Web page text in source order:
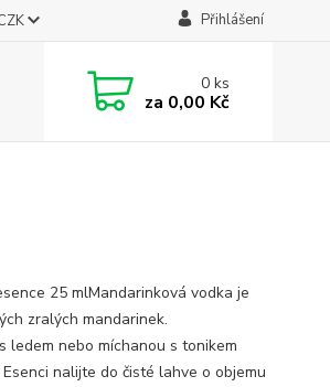
Přihlášení
0ks
za 0,00 Kč
25 mlMandarinková vodka je
zralých mandarinek.
ledem nebo míchanou s tonikem
nalijte do čisté lahve o objemu